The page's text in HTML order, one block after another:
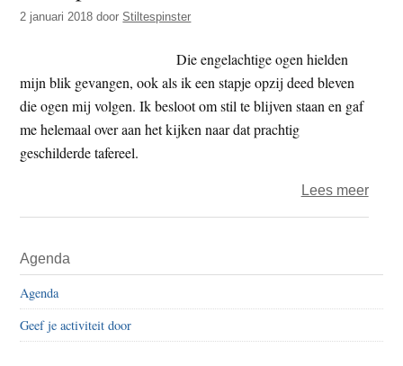
t
e
t
e
2 januari 2018 doorStiltespinster
Die engelachtige ogen hielden
mijn blik gevangen, ook als ik een stapje opzij deed bleven
die ogen mij volgen. Ik besloot om stil te blijven staan en gaf
me helemaal over aan het kijken naar dat prachtig
geschilderde tafereel.
Lees meerover
Sidebar
Agenda
Agenda
Geef je activiteit door